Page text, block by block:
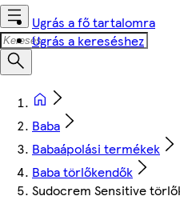
Ugrás a fő tartalomra
Ugrás a kereséshez
Baba
Babaápolási termékek
Baba törlőkendők
Sudocrem Sensitive